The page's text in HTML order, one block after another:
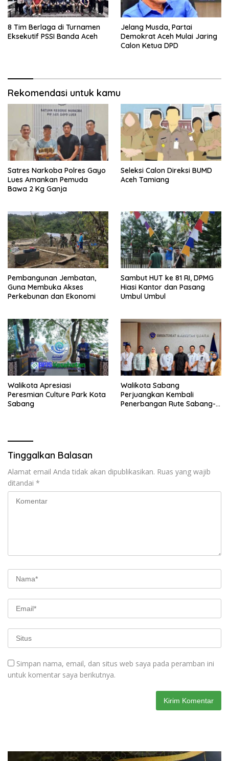
8 Tim Berlaga di Turnamen
Eksekutif PSSI Banda Aceh
Jelang Musda, Partai
Demokrat Aceh Mulai Jaring
Calon Ketua DPD
Rekomendasi untuk kamu
Satres Narkoba Polres Gayo
Lues Amankan Pemuda
Bawa 2 Kg Ganja
Seleksi Calon Direksi BUMD
Aceh Tamiang
Pembangunan Jembatan,
Guna Membuka Akses
Perkebunan dan Ekonomi
Sambut HUT ke 81 RI, DPMG
Hiasi Kantor dan Pasang
Umbul Umbul
Walikota Apresiasi
Peresmian Culture Park Kota
Sabang
Walikota Sabang
Perjuangkan Kembali
Penerbangan Rute Sabang-
Tinggalkan Balasan
Alamat email Anda tidak akan dipublikasikan. Ruas yang wajib
ditandai *
Simpan nama, email, dan situs web saya pada peramban ini
untuk komentar saya berikutnya.